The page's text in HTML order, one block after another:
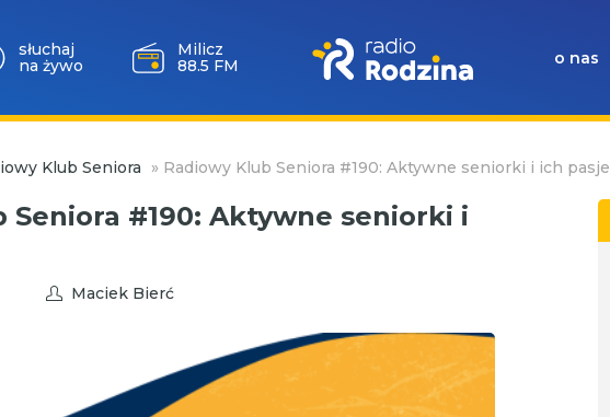
słuchaj
na żywo
Milicz
88.5 FM
o nas
Klub Seniora » Radiowy Klub Seniora #190: Aktywne seniorki i ich pasje
Seniora #190: Aktywne seniorki i
Maciek Bierć